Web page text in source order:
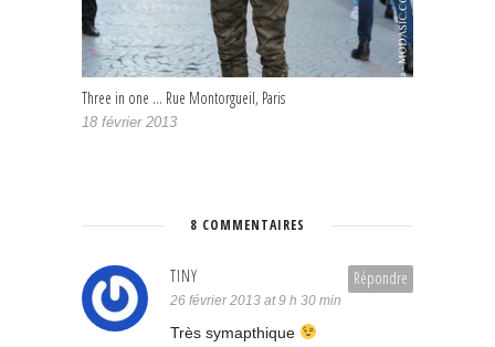
Three in one … Rue Montorgueil, Paris
18 février 2013
8 COMMENTAIRES
Répondre
TINY
26 février 2013 at 9 h 30 min
Très symapthique